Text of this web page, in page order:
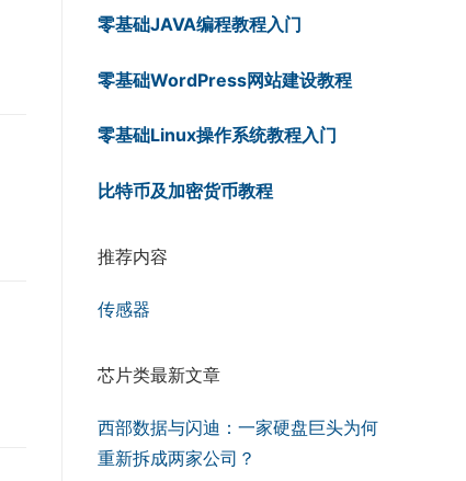
零基础JAVA编程教程入门
零基础WordPress网站建设教程
零基础Linux操作系统教程入门
比特币及加密货币教程
推荐内容
传感器
芯片类最新文章
西部数据与闪迪：一家硬盘巨头为何
重新拆成两家公司？